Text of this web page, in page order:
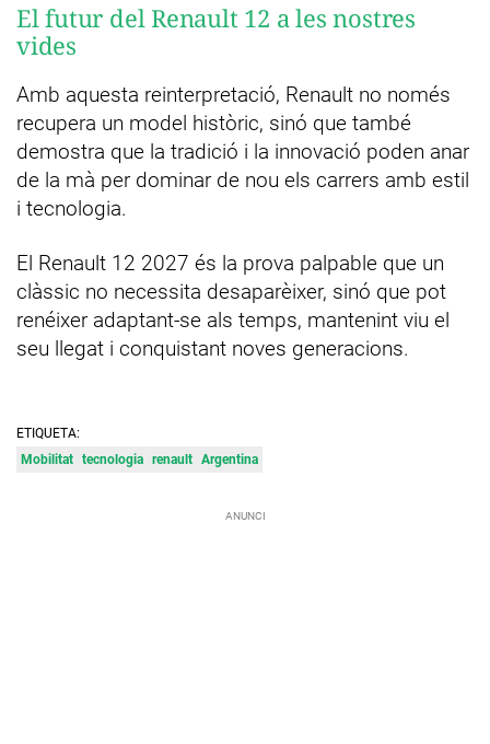
El futur del Renault 12 a les nostres
vides
Amb aquesta reinterpretació, Renault no només
recupera un model històric, sinó que també
demostra que la tradició i la innovació poden anar
de la mà per dominar de nou els carrers amb estil
i tecnologia.
El Renault 12 2027 és la prova palpable que un
clàssic no necessita desaparèixer, sinó que pot
renéixer adaptant-se als temps, mantenint viu el
seu llegat i conquistant noves generacions.
ETIQUETA:
Mobilitat tecnologia renault Argentina